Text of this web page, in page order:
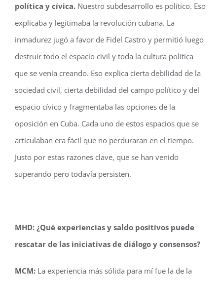
política y cívica. Nuestro subdesarrollo es político. Eso
explicaba y legitimaba la revolución cubana. La
inmadurez jugó a favor de Fidel Castro y permitió luego
destruir todo el espacio civil y toda la cultura política
que se venía creando. Eso explica cierta debilidad de la
sociedad civil, cierta debilidad del campo político y del
espacio cívico y fragmentaba las opciones de la
oposición en Cuba. Cada uno de estos espacios que se
articulaban era fácil que no perduraran en el tiempo.
Justo por estas razones clave, que se han venido
superando pero todavía persisten.
MHD: ¿Qué experiencias y saldo positivos puede
rescatar de las iniciativas de diálogo y consensos?
MCM: La experiencia más sólida para mí fue la de la